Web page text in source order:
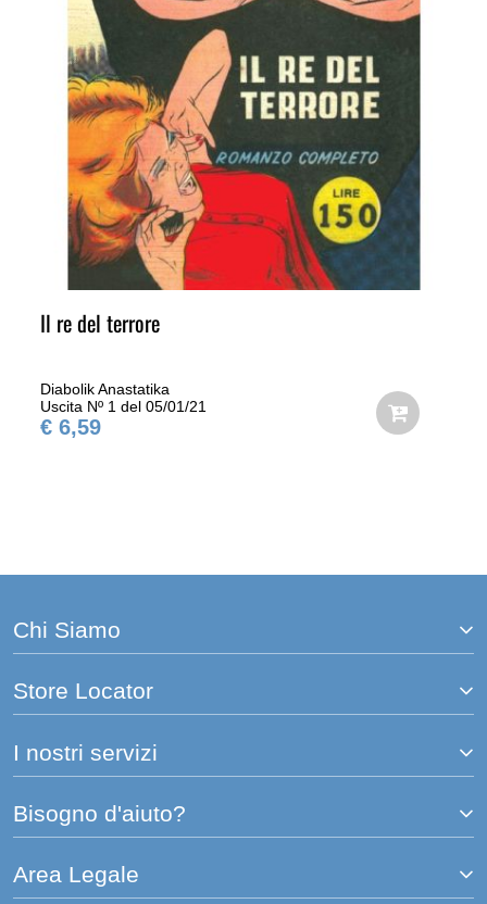
Il re del terrore
Diabolik Anastatika
Uscita Nº 1 del 05/01/21
€ 6,59
Chi Siamo
Store Locator
I nostri servizi
Bisogno d'aiuto?
Area Legale